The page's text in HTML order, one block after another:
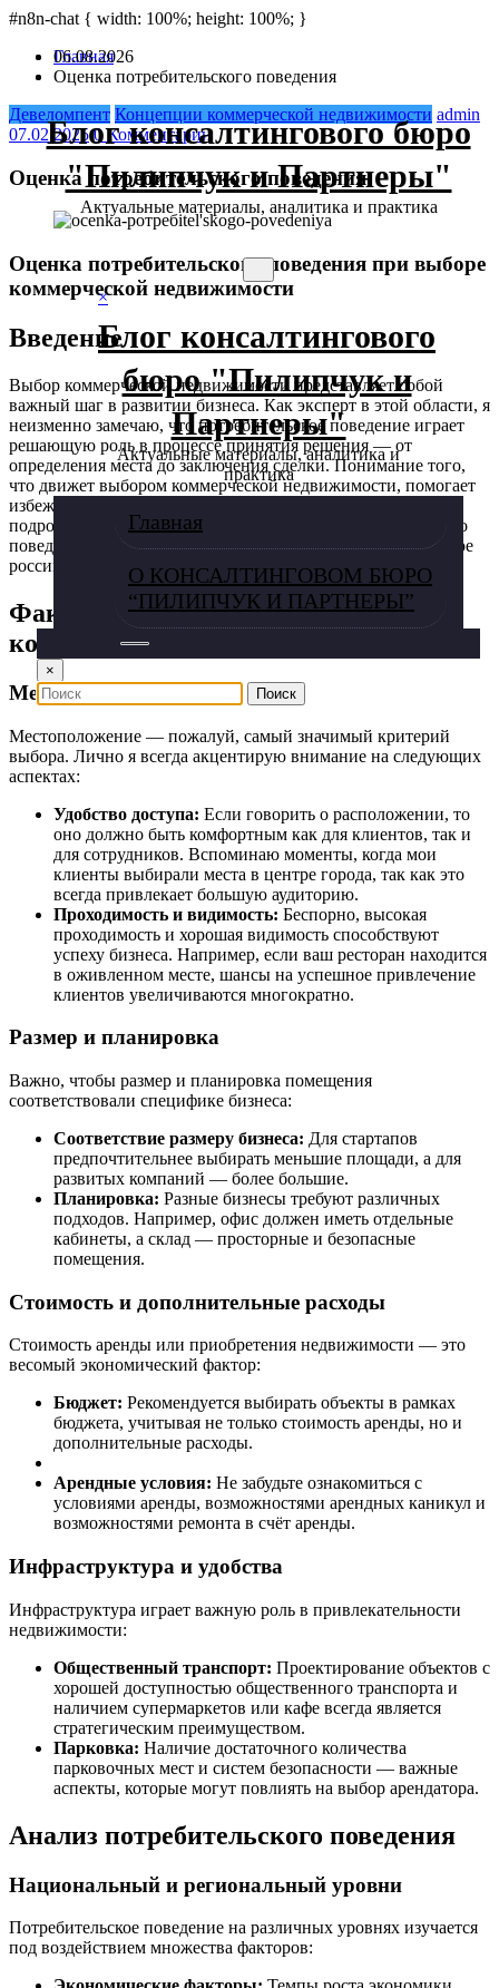
pusulabetdeneme bonusuPadişahbetonline casinos
#n8n-chat { width: 100%; height: 100%; }
содержимому
06.08.2026
Блог консалтингового бюро
"Пилипчук и Партнеры"
Актуальные материалы, аналитика и практика
×
Блог консалтингового
бюро "Пилипчук и
Партнеры"
Актуальные материалы, аналитика и
практика
Главная
О КОНСАЛТИНГОВОМ БЮРО
“ПИЛИПЧУК И ПАРТНЕРЫ”
×
Главная
Оценка потребительского поведения
Девеломпент Концепции коммерческой недвижимости admin
07.02.2025 0 Комментарии
Оценка потребительского поведения
Оценка потребительского поведения при выборе
коммерческой недвижимости
Введение
Выбор коммерческой недвижимости представляет собой
важный шаг в развитии бизнеса. Как эксперт в этой области, я
неизменно замечаю, что потребительское поведение играет
решающую роль в процессе принятия решения — от
определения места до заключения сделки. Понимание того,
что движет выбором коммерческой недвижимости, помогает
избежать рисков и повысить шансы на успех. Давайте
подробно рассмотрим ключевые факторы, влияющие на это
поведение, и проанализируем их эффективность на примере
российского рынка.
Факторы, влияющие на выбор
коммерческой недвижимости
Местоположение
Местоположение — пожалуй, самый значимый критерий
выбора. Лично я всегда акцентирую внимание на следующих
аспектах:
Удобство доступа: Если говорить о расположении, то
оно должно быть комфортным как для клиентов, так и
для сотрудников. Вспоминаю моменты, когда мои
клиенты выбирали места в центре города, так как это
всегда привлекает большую аудиторию.
Проходимость и видимость: Беспорно, высокая
проходимость и хорошая видимость способствуют
успеху бизнеса. Например, если ваш ресторан находится
в оживленном месте, шансы на успешное привлечение
клиентов увеличиваются многократно.
Размер и планировка
Важно, чтобы размер и планировка помещения
соответствовали специфике бизнеса:
Соответствие размеру бизнеса: Для стартапов
предпочтительнее выбирать меньшие площади, а для
развитых компаний — более большие.
Планировка: Разные бизнесы требуют различных
подходов. Например, офис должен иметь отдельные
кабинеты, а склад — просторные и безопасные
помещения.
Стоимость и дополнительные расходы
Стоимость аренды или приобретения недвижимости — это
весомый экономический фактор:
Бюджет: Рекомендуется выбирать объекты в рамках
бюджета, учитывая не только стоимость аренды, но и
дополнительные расходы.
Арендные условия: Не забудьте ознакомиться с
условиями аренды, возможностями арендных каникул и
возможностями ремонта в счёт аренды.
Инфраструктура и удобства
Инфраструктура играет важную роль в привлекательности
недвижимости:
Общественный транспорт: Проектирование объектов с
хорошей доступностью общественного транспорта и
наличием супермаркетов или кафе всегда является
стратегическим преимуществом.
Парковка: Наличие достаточного количества
парковочных мест и систем безопасности — важные
аспекты, которые могут повлиять на выбор арендатора.
Анализ потребительского поведения
Национальный и региональный уровни
Потребительское поведение на различных уровнях изучается
под воздействием множества факторов: